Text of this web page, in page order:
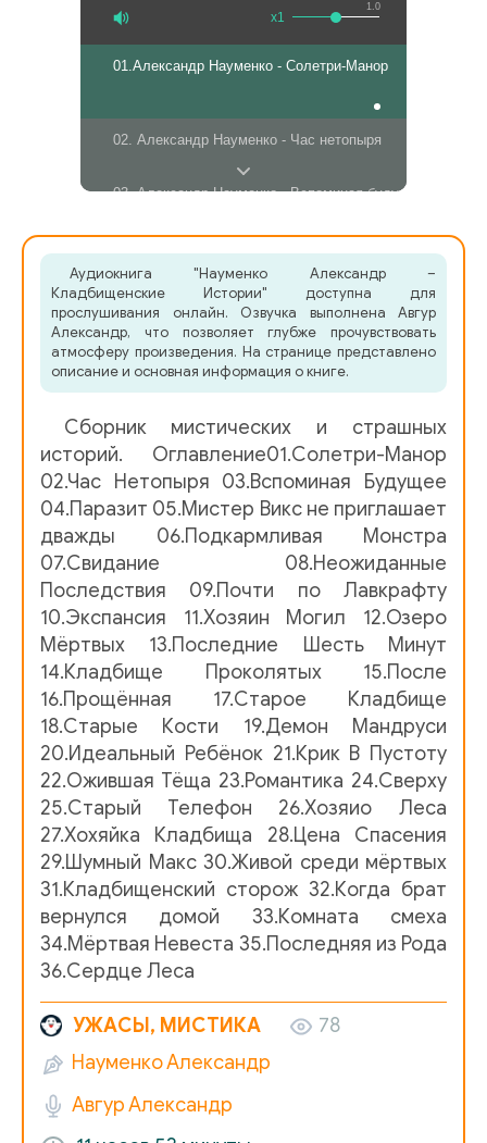
1.0
x1
01.Александр Науменко - Солетри-Манор
02. Александр Науменко - Час нетопыря
03. Александр Науменко - Вспоминая будущее
05. Александр Науменко - Мистер Викс не приглашает
06. Александр Науменко - Подкармливая монстра
08. Александр Науменко - Неожиданные последствия
09. Александр Науменко - Почти по Лавкрафту
10. Александр Науменко - Экспансия
11. Александр Науменко - Хозяин могил
12. Александр Науменко - Озеро мёртвых
13. Александр Науменко - Последние шесть минут
14. Александр Науменко - Кладбище проклятых
15. Александр Науменко - После
16. Александр Науменко - Прощённая
17. Александр Науменко - Старое кладбище
20. Александр Науменко - Идеальный ребёнок
Аудиокнига "Науменко Александр –
Кладбищенские Истории" доступна для
прослушивания онлайн. Озвучка выполнена Авгур
Александр, что позволяет глубже прочувствовать
атмосферу произведения. На странице представлено
описание и основная информация о книге.
Сборник мистических и страшных
историй. Оглавление01.Солетри-Манор
02.Час Нетопыря 03.Вспоминая Будущее
04.Паразит 05.Мистер Викс не приглашает
дважды 06.Подкармливая Монстра
07.Свидание 08.Неожиданные
Последствия 09.Почти по Лавкрафту
10.Экспансия 11.Хозяин Могил 12.Озеро
Мёртвых 13.Последние Шесть Минут
14.Кладбище Проколятых 15.После
16.Прощённая 17.Старое Кладбище
18.Старые Кости 19.Демон Мандруси
20.Идеальный Ребёнок 21.Крик В Пустоту
22.Ожившая Тёща 23.Романтика 24.Сверху
25.Старый Телефон 26.Хозяио Леса
27.Хохяйка Кладбища 28.Цена Спасения
29.Шумный Макс 30.Живой среди мёртвых
31.Кладбищенский сторож 32.Когда брат
вернулся домой 33.Комната смеха
34.Мёртвая Невеста 35.Последняя из Рода
36.Сердце Леса
УЖАСЫ, МИСТИКА
78
Науменко Александр
Авгур Александр